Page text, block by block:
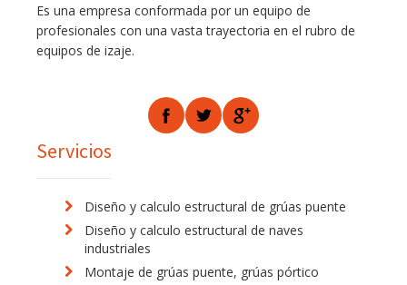
Es una empresa conformada por un equipo de
profesionales con una vasta trayectoria en el rubro de
equipos de izaje.
Servicios
Diseño y calculo estructural de grúas puente
Diseño y calculo estructural de naves
industriales
Montaje de grúas puente, grúas pórtico